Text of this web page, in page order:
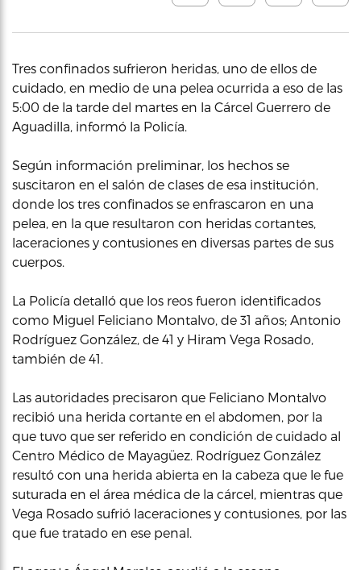
Tres confinados sufrieron heridas, uno de ellos de
cuidado, en medio de una pelea ocurrida a eso de las
5:00 de la tarde del martes en la Cárcel Guerrero de
Aguadilla, informó la Policía.
Según información preliminar, los hechos se
suscitaron en el salón de clases de esa institución,
donde los tres confinados se enfrascaron en una
pelea, en la que resultaron con heridas cortantes,
laceraciones y contusiones en diversas partes de sus
cuerpos.
La Policía detalló que los reos fueron identificados
como Miguel Feliciano Montalvo, de 31 años; Antonio
Rodríguez González, de 41 y Hiram Vega Rosado,
también de 41.
Las autoridades precisaron que Feliciano Montalvo
recibió una herida cortante en el abdomen, por la
que tuvo que ser referido en condición de cuidado al
Centro Médico de Mayagüez. Rodríguez González
resultó con una herida abierta en la cabeza que le fue
suturada en el área médica de la cárcel, mientras que
Vega Rosado sufrió laceraciones y contusiones, por las
que fue tratado en ese penal.